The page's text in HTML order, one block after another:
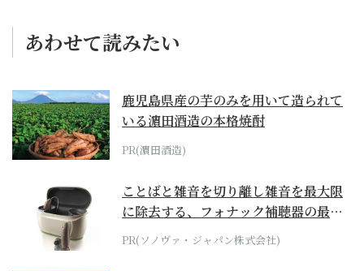
あわせて読みたい
鹿児島県産の芋のみを用いて造られて
いる濵田酒造の本格焼酎
PR(濵田酒造)
ことばと雑音を切り離し雑音を最大限
に除去する、フォナック補聴器の最上
位モデル
PR(ソノヴァ・ジャパン株式会社)